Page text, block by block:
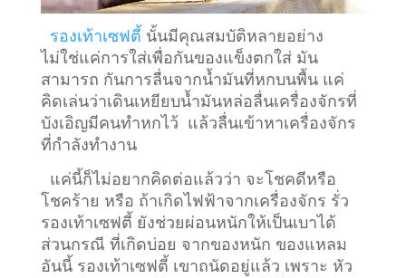
รองเท้าเซฟตี้ นั้นมีคุณสมบัติหลายอย่าง
ไม่ใช่แค่การใส่เพื่อกันของแข็งตกใส่ มัน
สามารถ กันการลื่นจากน้ำมันที่หกบนพื้น แค่
คิดเล่นว่าเดินเหยียบน้ำมันหล่อลื่นเครื่องจักรที่
บังเอิญมีคนทำหกไว้ แล้วลื่นเข้าหาเครื่องจักร
ที่กำลังทำงาน
แค่นี้ก็ไม่อยากคิดต่อแล้วว่า จะโชคดีหรือ
โชคร้าย หรือ ถ้าเกิดไฟฟ้าจากเครื่องจักร รั่ว
รองเท้าเซฟตี้ ยังช่วยผ่อนหนักให้เป็นเบาได้
ส่วนกรณี ที่เกิดบ่อย จากของหนัก ของแหลม
อันนี้ รองเท้าเซฟตี้ เขาถนัดอยู่แล้ว เพราะ หัว